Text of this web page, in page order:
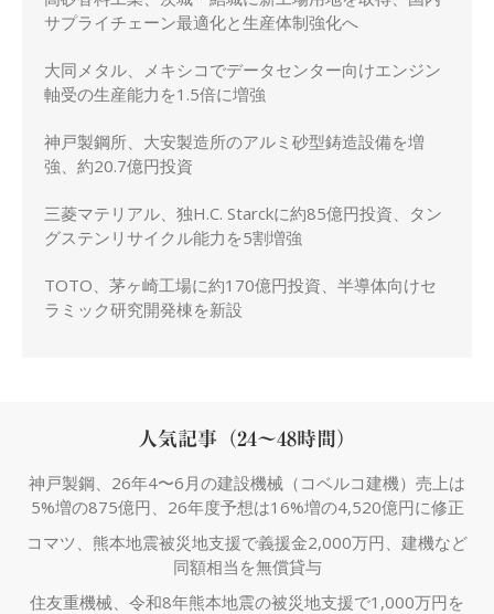
サプライチェーン最適化と生産体制強化へ
大同メタル、メキシコでデータセンター向けエンジン
軸受の生産能力を1.5倍に増強
神戸製鋼所、大安製造所のアルミ砂型鋳造設備を増
強、約20.7億円投資
三菱マテリアル、独H.C. Starckに約85億円投資、タン
グステンリサイクル能力を5割増強
TOTO、茅ヶ崎工場に約170億円投資、半導体向けセ
ラミック研究開発棟を新設
人気記事（24～48時間）
神戸製鋼、26年4〜6月の建設機械（コベルコ建機）売上は
5%増の875億円、26年度予想は16%増の4,520億円に修正
コマツ、熊本地震被災地支援で義援金2,000万円、建機など
同額相当を無償貸与
住友重機械、令和8年熊本地震の被災地支援で1,000万円を